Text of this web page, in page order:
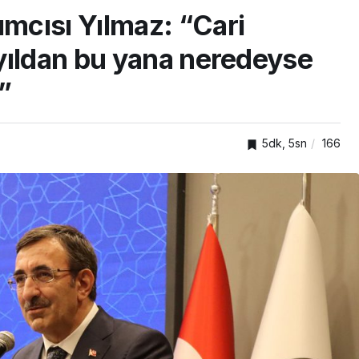
Yılmaz: “Cari
bu yana neredeyse
5dk, 5sn 166
simitleri
GENEL
Okullara 30 bin güvenlik
personeli alınacak